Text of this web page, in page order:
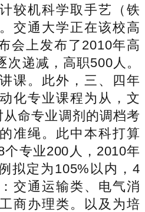
较机科学取手艺（铁
交通大学正在该校高
会上发布了2010年高
递减，高职500人。
课。此外，三、四年
化专业课程为从，文
命专业调剂的调档考
准绳。此中本科打算
专业200人，2010年
拟定为105%以内，4
交通运输类、电气消
商办理类。以及为培